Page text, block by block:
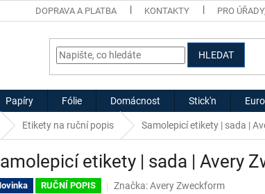
DOPRAVA A PLATBA KONTAKTY PRO
HLEDAT
Papíry Fólie Domácnost Stick'n
Etikety na ruční popis Samolepicí etikety | sada |
etikety | sada | Avery
RUČNÍ POPIS Značka:Avery Zweckform